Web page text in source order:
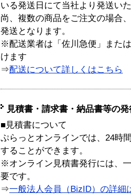
いる発送日にて当社より発送い
尚、複数の商品をご注文の場合
発送となります。
※配送業者は「佐川急便」また
けます
⇒配送について詳しくはこちら
見積書・請求書・納品書等の
■見積書について
ぷらっとオンラインでは、24時
することができます。
※オンライン見積書発行には、
要です。
⇒一般法人会員（BizID）の詳細